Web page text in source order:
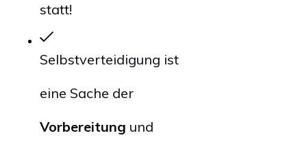
statt!
Selbstverteidigung ist
eine Sache der
Vorbereitung und